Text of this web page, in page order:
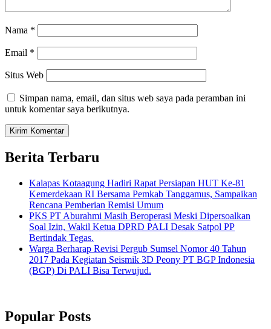
Nama *
Email *
Situs Web
Simpan nama, email, dan situs web saya pada peramban ini
untuk komentar saya berikutnya.
Berita Terbaru
Kalapas Kotaagung Hadiri Rapat Persiapan HUT Ke-81
Kemerdekaan RI Bersama Pemkab Tanggamus, Sampaikan
Rencana Pemberian Remisi Umum
PKS PT Aburahmi Masih Beroperasi Meski Dipersoalkan
Soal Izin, Wakil Ketua DPRD PALI Desak Satpol PP
Bertindak Tegas.
Warga Berharap Revisi Pergub Sumsel Nomor 40 Tahun
2017 Pada Kegiatan Seismik 3D Peony PT BGP Indonesia
(BGP) Di PALI Bisa Terwujud.
Popular Posts